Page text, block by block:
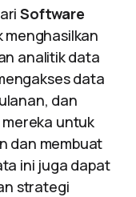
Software
menghasilkan
analitik data
data
dan
untuk
dan membuat
ini juga dapat
strategi